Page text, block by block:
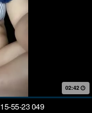
02:42
55-23 049